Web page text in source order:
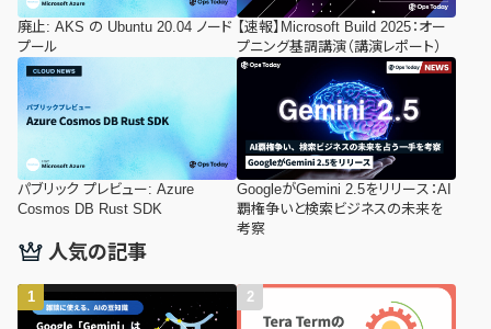
廃止: AKS の Ubuntu 20.04 ノード
プール
【速報】Microsoft Build 2025：オー
プニング基調講演（講演レポート）
パブリック プレビュー: Azure
Cosmos DB Rust SDK
GoogleがGemini 2.5をリリース：AI
覇権争いと検索ビジネスの未来を
考察
人気の記事